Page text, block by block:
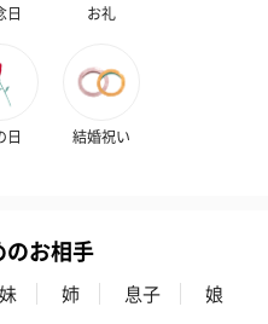
・グリーティング）
様々なシーンのメッセージカ
日 お礼
日 結婚祝い
のお相手
妹 姉 息子
娘